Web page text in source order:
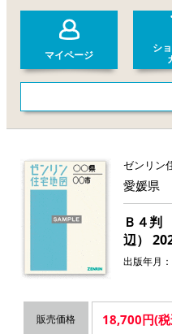
マイページ
シ
ゼンリン
愛媛県
Ｂ４判
辺）
出版年月
販売価格 18,700円(